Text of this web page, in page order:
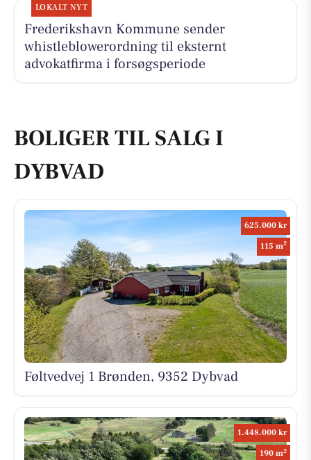
LOKALT NYT
Frederikshavn Kommune sender
whistleblowerordning til eksternt
advokatfirma i forsøgsperiode
BOLIGER TIL SALG I
DYBVAD
625.000 kr
115 m2
Føltvedvej 1 Brønden, 9352 Dybvad
1.448.000 kr
190 m2